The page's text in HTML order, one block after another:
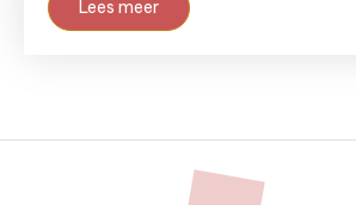
Lees meer